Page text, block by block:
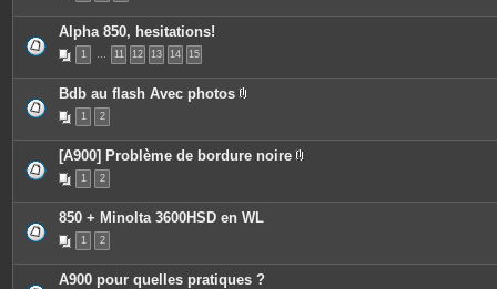
Alpha 850, hesitations!
1 … 11 12 13 14 15
Bdb au flash Avec photos
c
e
i
n
s
1 2
[A900] Problème de bordure noire
c
1 2
850 + Minolta 3600HSD en WL
1 2
A900 pour quelles pratiques ?